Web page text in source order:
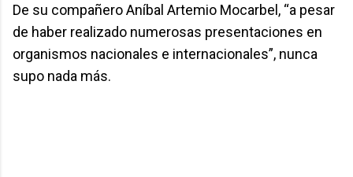
De su compañero Aníbal Artemio Mocarbel, “a pesar
de haber realizado numerosas presentaciones en
organismos nacionales e internacionales”, nunca
supo nada más.